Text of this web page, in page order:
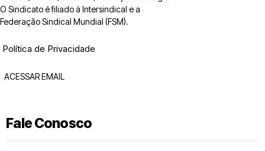
O Sindicato é filiado à Intersindical e a
Federação Sindical Mundial (FSM).
Política de Privacidade
ACESSAR EMAIL
Fale Conosco